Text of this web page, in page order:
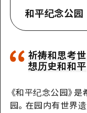
和平纪念公园
祈祷和思考世
想历史和和平
《和平纪念公园 》 是
园。在园内有世界